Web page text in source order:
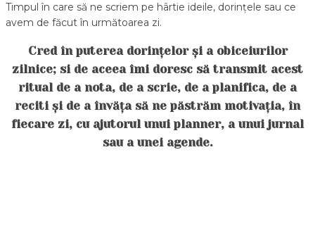
Timpul în care să ne scriem pe hârtie ideile, dorințele sau ce
avem de făcut în următoarea zi.
Cred în puterea dorințelor și a obiceiurilor
zilnice; si de aceea îmi doresc să transmit acest
ritual de a nota, de a scrie, de a planifica, de a
reciti și de a învăța să ne păstrăm motivația, în
fiecare zi, cu ajutorul unui planner, a unui jurnal
sau a unei agende.